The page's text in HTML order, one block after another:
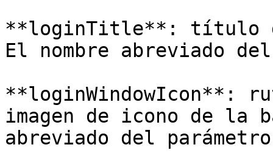
**loginTitle**: título
El nombre abreviado
**loginWindowIcon**:
imagen de icono de la
abreviado del